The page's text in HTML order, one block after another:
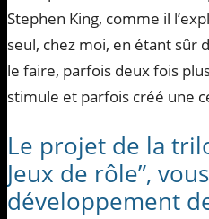
Stephen King, comme il
seul, chez moi, en étant sûr
le faire, parfois deux fois
stimule et parfois créé une
Le projet de la
Jeux de rôle”,
développement